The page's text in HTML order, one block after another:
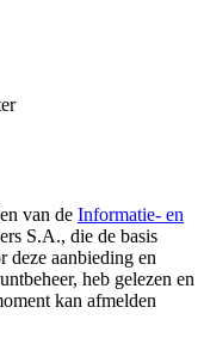
van de Informatie- en
S.A., die de basis
deze aanbieding en
heb gelezen en
kan afmelden